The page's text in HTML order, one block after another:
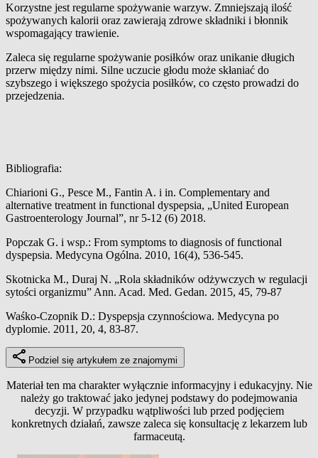
Korzystne jest regularne spożywanie warzyw. Zmniejszają ilość
spożywanych kalorii oraz zawierają zdrowe składniki i błonnik
wspomagający trawienie.
Zaleca się regularne spożywanie posiłków oraz unikanie długich
przerw między nimi. Silne uczucie głodu może skłaniać do
szybszego i większego spożycia posiłków, co często prowadzi do
przejedzenia.
Bibliografia:
Chiarioni G., Pesce M., Fantin A. i in. Complementary and
alternative treatment in functional dyspepsia, „United European
Gastroenterology Journal”, nr 5-12 (6) 2018.
Popczak G. i wsp.: From symptoms to diagnosis of functional
dyspepsia. Medycyna Ogólna. 2010, 16(4), 536-545.
Skotnicka M., Duraj N. „Rola składników odżywczych w regulacji
sytości organizmu” Ann. Acad. Med. Gedan. 2015, 45, 79-87
Waśko-Czopnik D.: Dyspepsja czynnościowa. Medycyna po
dyplomie. 2011, 20, 4, 83-87.
Podziel się artykułem ze znajomymi
Materiał ten ma charakter wyłącznie informacyjny i edukacyjny. Nie
należy go traktować jako jedynej podstawy do podejmowania
decyzji. W przypadku wątpliwości lub przed podjęciem
konkretnych działań, zawsze zaleca się konsultację z lekarzem lub
farmaceutą.